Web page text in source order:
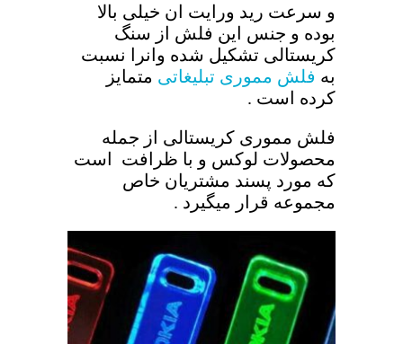
و سرعت رید ورایت ان خیلی بالا
بوده و جنس این فلش از سنگ
کریستالی تشکیل شده وانرا نسبت
به فلش مموری تبلیغاتی متمایز
کرده است .
فلش مموری کریستالی از جمله
محصولات لوکس و با ظرافت است
که مورد پسند مشتریان خاص
مجموعه قرار میگیرد .